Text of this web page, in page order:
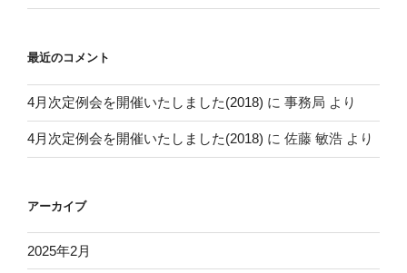
最近のコメント
4月次定例会を開催いたしました(2018) に 事務局 より
4月次定例会を開催いたしました(2018) に 佐藤 敏浩 より
アーカイブ
2025年2月